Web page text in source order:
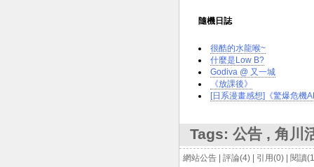
隨機日誌
很酷的水龍喉~
什麼是Low B?
Godiva @ 又一城
《放課後》
[日系漫畫感想]《驚爆危機
Tags: 公告 , 角川
網站公告 評論(4) 引用(0) 閱讀